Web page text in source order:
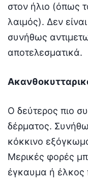
στον ήλιο (όπως
λαιμός). Δεν
συνήθως
αποτελεσματικά.
Ο δεύτερος πιο
δέρματος.
κόκκινο
Μερικές φορές
έγκαυμα ή έλκος